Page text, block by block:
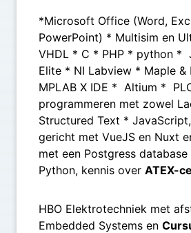
*Microsoft Office (Word,
PowerPoint) * Multisim en
VHDL * C * PHP * python *
Elite * NI Labview * Maple &
MPLAB X IDE * Altium *
programmeren met zowel
Structured Text *
gericht met VueJS en Nuxt
met een Postgress
Python, kennis over ATEX-
HBO Elektrotechniek met
Embedded Systems en